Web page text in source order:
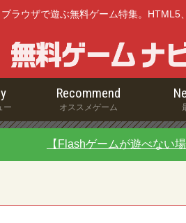
ブラウザで遊ぶ無料ゲーム特集。HTML5
ー
Recommend
オススメゲーム
【Flashゲームが遊べない